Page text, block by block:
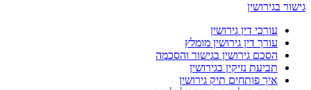
גישור בגירושין
עורכי דין גירושין
עורך דין גירושין מומלץ
הסכם גירושין בגישור והסכמה
תביעת נזיקין בגירושין
איך פותחים תיק גירושין